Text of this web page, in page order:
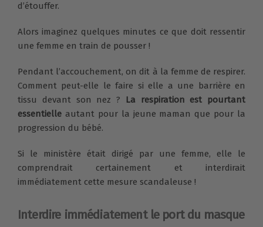
d’étouffer.
Alors imaginez quelques minutes ce que doit ressentir
une femme en train de pousser !
Pendant l’accouchement, on dit à la femme de respirer.
Comment peut-elle le faire si elle a une barrière en
tissu devant son nez ? La respiration est pourtant
essentielle autant pour la jeune maman que pour la
progression du bébé.
Si le ministère était dirigé par une femme, elle le
comprendrait certainement et interdirait
immédiatement cette mesure scandaleuse !
Interdire immédiatement le port du masque